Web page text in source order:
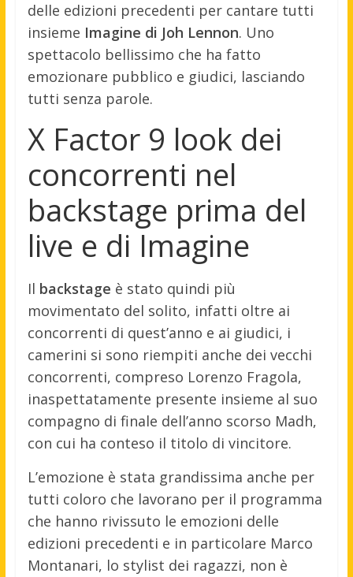
delle edizioni precedenti per cantare tutti
insieme Imagine di Joh Lennon. Uno
spettacolo bellissimo che ha fatto
emozionare pubblico e giudici, lasciando
tutti senza parole.
X Factor 9 look dei
concorrenti nel
backstage prima del
live e di Imagine
Il backstage è stato quindi più
movimentato del solito, infatti oltre ai
concorrenti di quest’anno e ai giudici, i
camerini si sono riempiti anche dei vecchi
concorrenti, compreso Lorenzo Fragola,
inaspettatamente presente insieme al suo
compagno di finale dell’anno scorso Madh,
con cui ha conteso il titolo di vincitore.
L’emozione è stata grandissima anche per
tutti coloro che lavorano per il programma
che hanno rivissuto le emozioni delle
edizioni precedenti e in particolare Marco
Montanari, lo stylist dei ragazzi, non è